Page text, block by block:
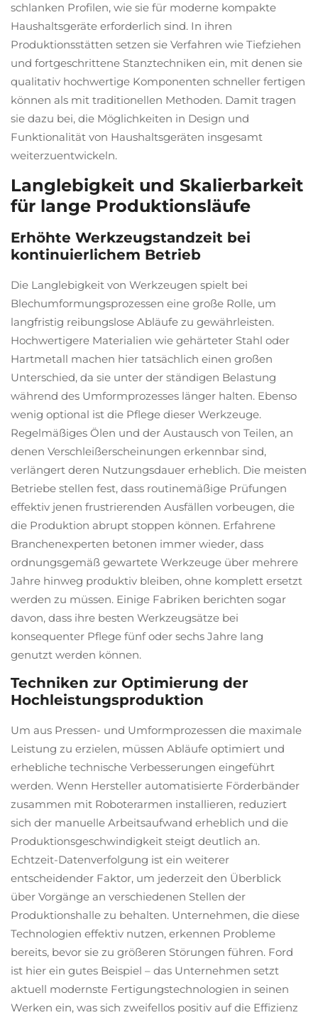
schlanken Profilen, wie sie für moderne kompakte
Haushaltsgeräte erforderlich sind. In ihren
Produktionsstätten setzen sie Verfahren wie Tiefziehen
und fortgeschrittene Stanztechniken ein, mit denen sie
qualitativ hochwertige Komponenten schneller fertigen
können als mit traditionellen Methoden. Damit tragen
sie dazu bei, die Möglichkeiten in Design und
Funktionalität von Haushaltsgeräten insgesamt
weiterzuentwickeln.
Langlebigkeit und Skalierbarkeit
für lange Produktionsläufe
Erhöhte Werkzeugstandzeit bei
kontinuierlichem Betrieb
Die Langlebigkeit von Werkzeugen spielt bei
Blechumformungsprozessen eine große Rolle, um
langfristig reibungslose Abläufe zu gewährleisten.
Hochwertigere Materialien wie gehärteter Stahl oder
Hartmetall machen hier tatsächlich einen großen
Unterschied, da sie unter der ständigen Belastung
während des Umformprozesses länger halten. Ebenso
wenig optional ist die Pflege dieser Werkzeuge.
Regelmäßiges Ölen und der Austausch von Teilen, an
denen Verschleißerscheinungen erkennbar sind,
verlängert deren Nutzungsdauer erheblich. Die meisten
Betriebe stellen fest, dass routinemäßige Prüfungen
effektiv jenen frustrierenden Ausfällen vorbeugen, die
die Produktion abrupt stoppen können. Erfahrene
Branchenexperten betonen immer wieder, dass
ordnungsgemäß gewartete Werkzeuge über mehrere
Jahre hinweg produktiv bleiben, ohne komplett ersetzt
werden zu müssen. Einige Fabriken berichten sogar
davon, dass ihre besten Werkzeugsätze bei
konsequenter Pflege fünf oder sechs Jahre lang
genutzt werden können.
Techniken zur Optimierung der
Hochleistungsproduktion
Um aus Pressen- und Umformprozessen die maximale
Leistung zu erzielen, müssen Abläufe optimiert und
erhebliche technische Verbesserungen eingeführt
werden. Wenn Hersteller automatisierte Förderbänder
zusammen mit Roboterarmen installieren, reduziert
sich der manuelle Arbeitsaufwand erheblich und die
Produktionsgeschwindigkeit steigt deutlich an.
Echtzeit-Datenverfolgung ist ein weiterer
entscheidender Faktor, um jederzeit den Überblick
über Vorgänge an verschiedenen Stellen der
Produktionshalle zu behalten. Unternehmen, die diese
Technologien effektiv nutzen, erkennen Probleme
bereits, bevor sie zu größeren Störungen führen. Ford
ist hier ein gutes Beispiel – das Unternehmen setzt
aktuell modernste Fertigungstechnologien in seinen
Werken ein, was sich zweifellos positiv auf die Effizienz